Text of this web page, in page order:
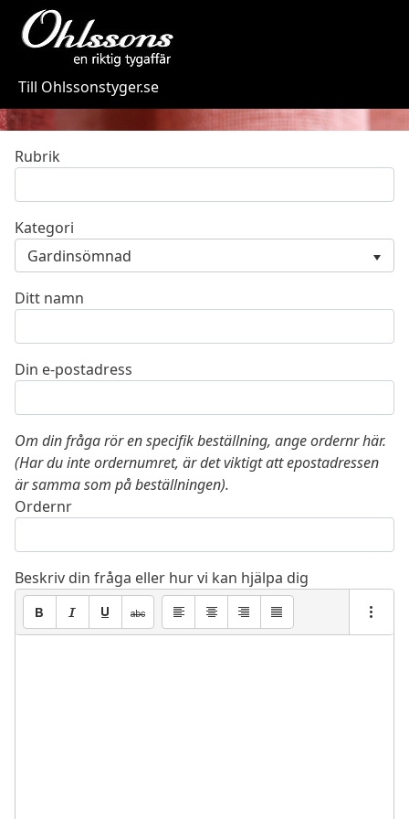
Till Ohlssonstyger.se
Rubrik
Kategori
Gardinsömnad
Ditt namn
Din e-postadress
Om din fråga rör en specifik beställning, ange ordernr här.
(Har du inte ordernumret, är det viktigt att epostadressen
är samma som på beställningen).
Ordernr
Beskriv din fråga eller hur vi kan hjälpa dig